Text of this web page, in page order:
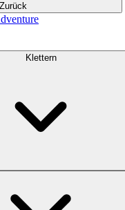
Zurück
Klettern